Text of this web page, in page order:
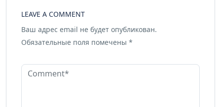
LEAVE A COMMENT
Ваш адрес email не будет опубликован.
Обязательные поля помечены *